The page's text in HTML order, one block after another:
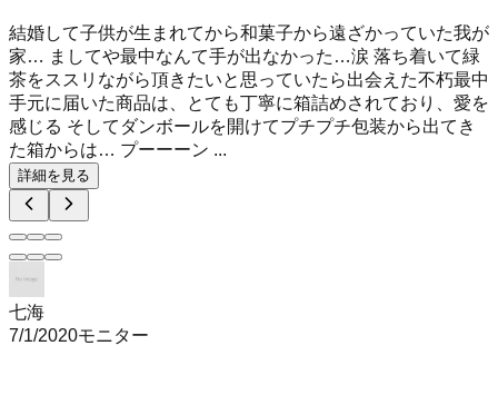
結婚して子供が生まれてから和菓子から遠ざかっていた我が
家… ましてや最中なんて手が出なかった…涙 落ち着いて緑
茶をススリながら頂きたいと思っていたら出会えた不朽最中
手元に届いた商品は、とても丁寧に箱詰めされており、愛を
感じる そしてダンボールを開けてプチプチ包装から出てき
た箱からは… プーーーン ...
詳細を見る
七海
7/1/2020モニター